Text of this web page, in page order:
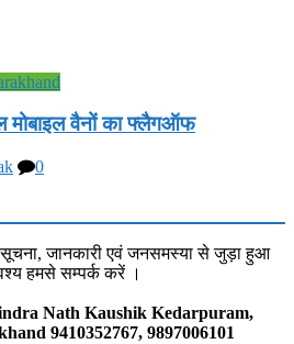
मोबाइल वैनों का फ्लैगऑफ
0
जानकारी एवं जनसमस्या से जुड़ा हुआ
हमसे सम्पर्क करें ।
Nath Kaushik Kedarpuram,
9410352767, 9897006101